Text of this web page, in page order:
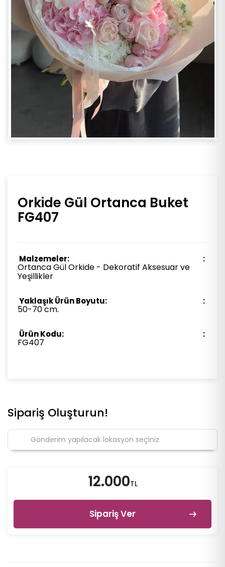
Orkide Gül Ortanca Buket
FG407
Malzemeler:
Ortanca Gül Orkide - Dekoratif Aksesuar ve
Yeşillikler
Yaklaşık Ürün Boyutu:
50-70 cm.
Ürün Kodu:
FG407
Sipariş Oluşturun!
12.000TL
Sipariş Ver